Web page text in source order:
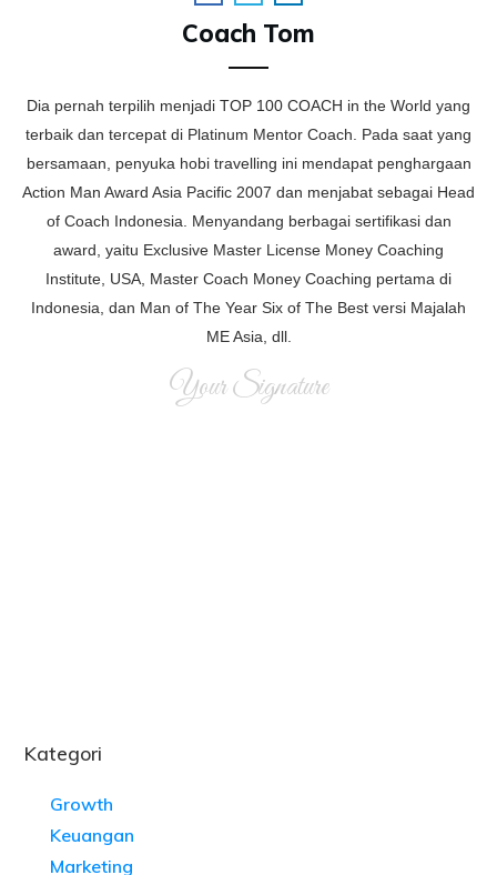
Coach Tom
Dia pernah terpilih menjadi TOP 100 COACH in the World yang
terbaik dan tercepat di Platinum Mentor Coach. Pada saat yang
bersamaan, penyuka hobi travelling ini mendapat penghargaan
Action Man Award Asia Pacific 2007 dan menjabat sebagai Head
of Coach Indonesia. Menyandang berbagai sertifikasi dan
award, yaitu Exclusive Master License Money Coaching
Institute, USA, Master Coach Money Coaching pertama di
Indonesia, dan Man of The Year Six of The Best versi Majalah
ME Asia, dll.
Your Signature
Kategori
Growth
Keuangan
Marketing